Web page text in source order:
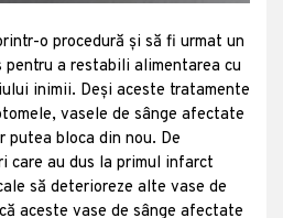
o procedură și să fi urmat un
pentru a restabili alimentarea cu
inimii. Deși aceste tratamente
vasele de sânge afectate
bloca din nou. De
care au dus la primul infarct
să deterioreze alte vase de
aceste vase de sânge afectate